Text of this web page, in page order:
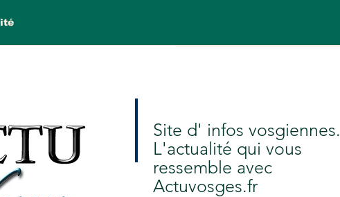
Site d' infos vosgiennes.
L'actualité qui vous
ressemble avec
Actuvosges.fr